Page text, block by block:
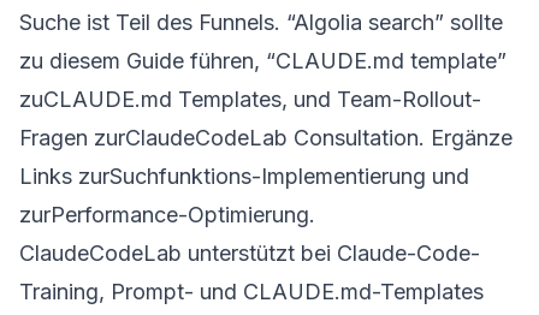
Suche ist Teil des Funnels. “Algolia search” sollte
zu diesem Guide führen, “CLAUDE.md template”
zuCLAUDE.md Templates, und Team-Rollout-
Fragen zurClaudeCodeLab Consultation. Ergänze
Links zurSuchfunktions-Implementierung und
zurPerformance-Optimierung.
ClaudeCodeLab unterstützt bei Claude-Code-
Training, Prompt- und CLAUDE.md-Templates